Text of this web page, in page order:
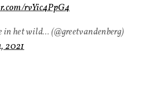
rvYic4PpG4
het wild… (@greetvandenberg)
2021